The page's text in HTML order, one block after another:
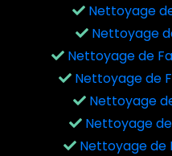
Nettoyage
Nettoyage
Nettoyage de
Nettoyage de
Nettoyage
Nettoyage
Nettoyage de